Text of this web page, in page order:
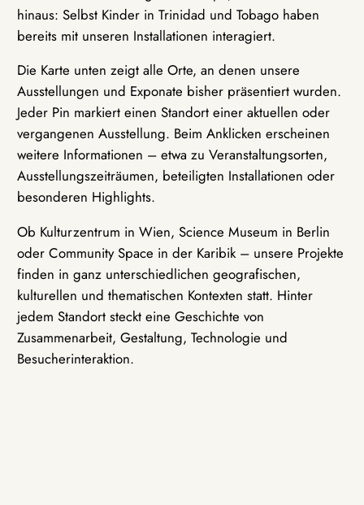
hinaus: Selbst Kinder in Trinidad und Tobago haben
bereits mit unseren Installationen interagiert.
Die Karte unten zeigt alle Orte, an denen unsere
Ausstellungen und Exponate bisher präsentiert wurden.
Jeder Pin markiert einen Standort einer aktuellen oder
vergangenen Ausstellung. Beim Anklicken erscheinen
weitere Informationen – etwa zu Veranstaltungsorten,
Ausstellungszeiträumen, beteiligten Installationen oder
besonderen Highlights.
Ob Kulturzentrum in Wien, Science Museum in Berlin
oder Community Space in der Karibik – unsere Projekte
finden in ganz unterschiedlichen geografischen,
kulturellen und thematischen Kontexten statt. Hinter
jedem Standort steckt eine Geschichte von
Zusammenarbeit, Gestaltung, Technologie und
Besucherinteraktion.